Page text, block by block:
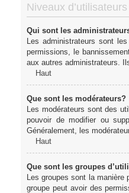
Niveaux
Qui sont les
Les administrateurs sont
permissions, le
aux autres administrateurs.
Haut
Que sont les modérateurs?
Les modérateurs sont des
pouvoir de modifier ou
Généralement, les
Haut
Que sont les groupes
Les groupes sont la
groupe peut avoir des